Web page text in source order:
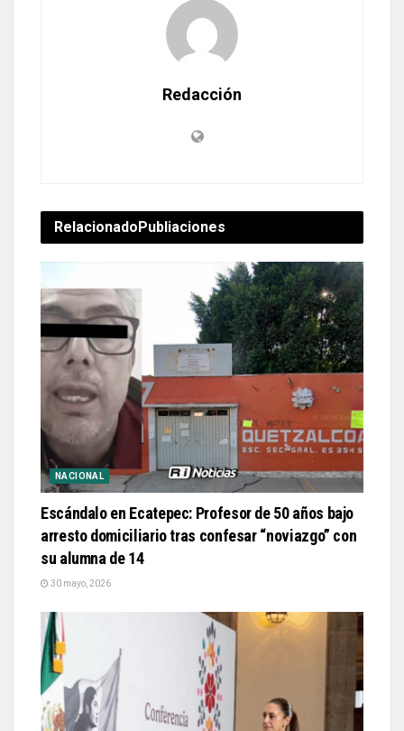
Redacción
RelacionadoPubliaciones
NACIONAL
Escándalo en Ecatepec: Profesor de 50 años bajo
arresto domiciliario tras confesar “noviazgo” con
su alumna de 14
30 mayo, 2026